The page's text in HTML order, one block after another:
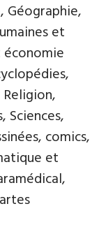
Géographie,
et
Sciences,
comics,
et